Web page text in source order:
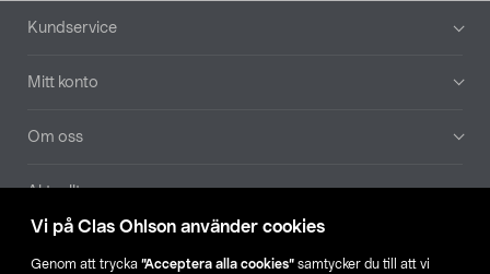
Vi på Clas Ohlson använder cookies
Genom att trycka ”Acceptera alla cookies” samtycker du till att vi
Sidfot
Kundservice
Mitt konto
Om oss
Aktuellt